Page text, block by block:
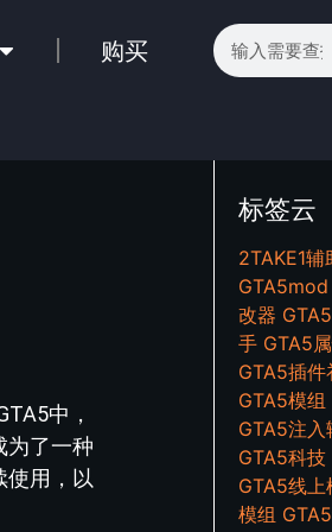
购买
中，
为了一种
使用，以
标签云
2TAKE1辅
GTA5mod
改器
手 GTA5
GTA5插件
GTA5模组
GTA5注入
GTA5科技
GTA5线上
模组